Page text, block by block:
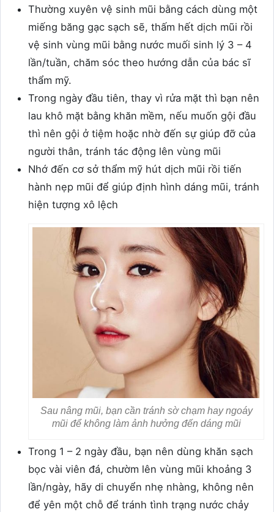
Thường xuyên vệ sinh mũi bằng cách dùng một
miếng băng gạc sạch sẽ, thấm hết dịch mũi rồi
vệ sinh vùng mũi bằng nước muối sinh lý 3 – 4
lần/tuần, chăm sóc theo hướng dẫn của bác sĩ
thẩm mỹ.
Trong ngày đầu tiên, thay vì rửa mặt thì bạn nên
lau khô mặt bằng khăn mềm, nếu muốn gội đầu
thì nên gội ở tiệm hoặc nhờ đến sự giúp đỡ của
người thân, tránh tác động lên vùng mũi
Nhớ đến cơ sở thẩm mỹ hút dịch mũi rồi tiến
hành nẹp mũi để giúp định hình dáng mũi, tránh
hiện tượng xô lệch
Sau nâng mũi, bạn cần tránh sờ chạm hay ngoáy
mũi để không làm ảnh hưởng đến dáng mũi
Trong 1 – 2 ngày đầu, bạn nên dùng khăn sạch
bọc vài viên đá, chườm lên vùng mũi khoảng 3
lần/ngày, hãy di chuyển nhẹ nhàng, không nên
để yên một chỗ để tránh tình trạng nước chảy